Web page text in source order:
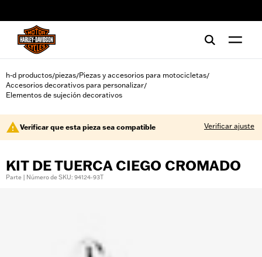
h-d productos/piezas/Piezas y accesorios para motocicletas/
Accesorios decorativos para personalizar/
Elementos de sujeción decorativos
Verificar que esta pieza sea compatible Verificar ajuste
KIT DE TUERCA CIEGO CROMADO
Parte | Número de SKU: 94124-93T